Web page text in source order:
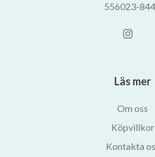
556023-
Läs mer
Om oss
Köpvillkor
Kontakta